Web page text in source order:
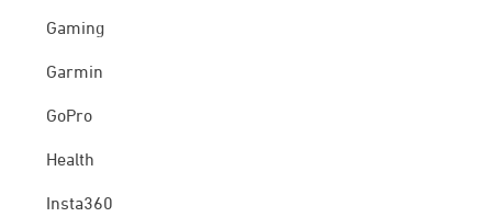
Gaming
Garmin
GoPro
Health
Insta360